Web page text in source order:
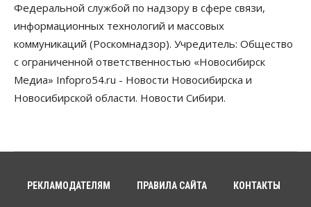
Бизнес
От регоператора Новосибирска потребовали
погасить долги на два миллиарда
05 Августа 2026, 19:00
Власть Отставки И Назначения
Министра транспорта Новосибирской области
пешеходной зоной на улице Ленина
05 Августа 2026, 18:00
Федеральной службой по надзору в сфере связи,
информационных технологий и массовых
коммуникаций (Роскомнадзор). Учредитель: Общество
с ограниченной ответственностью «Новосибирск
Медиа» Infopro54.ru - Новости Новосибирска и
Новосибирской области. Новости Сибири.
РЕКЛАМОДАТЕЛЯМ ПРАВИЛА САЙТА КОНТАКТЫ